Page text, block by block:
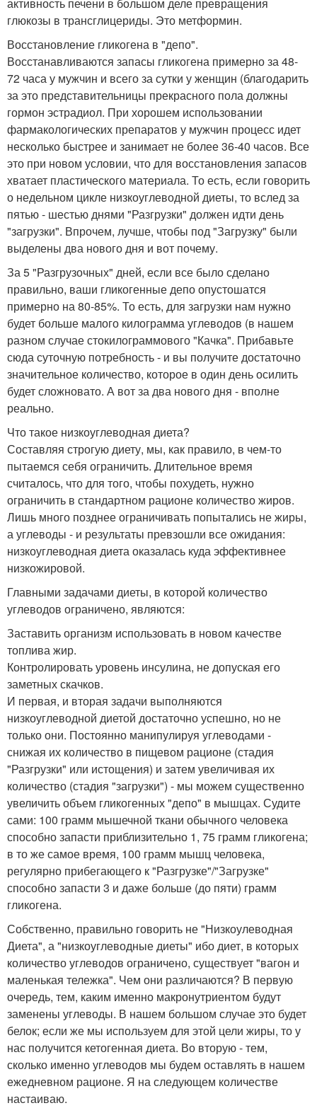
активность печени в большом деле превращения
глюкозы в трансглицериды. Это метформин.
Восстановление гликогена в "депо".
Восстанавливаются запасы гликогена примерно за 48-
72 часа у мужчин и всего за сутки у женщин (благодарить
за это представительницы прекрасного пола должны
гормон эстрадиол. При хорошем использовании
фармакологических препаратов у мужчин процесс идет
несколько быстрее и занимает не более 36-40 часов. Все
это при новом условии, что для восстановления запасов
хватает пластического материала. То есть, если говорить
о недельном цикле низкоуглеводной диеты, то вслед за
пятью - шестью днями "Разгрузки" должен идти день
"загрузки". Впрочем, лучше, чтобы под "Загрузку" были
выделены два нового дня и вот почему.
За 5 "Разгрузочных" дней, если все было сделано
правильно, ваши гликогенные депо опустошатся
примерно на 80-85%. То есть, для загрузки нам нужно
будет больше малого килограмма углеводов (в нашем
разном случае стокилограммового "Качка". Прибавьте
сюда суточную потребность - и вы получите достаточно
значительное количество, которое в один день осилить
будет сложновато. А вот за два нового дня - вполне
реально.
Что такое низкоуглеводная диета?
Составляя строгую диету, мы, как правило, в чем-то
пытаемся себя ограничить. Длительное время
считалось, что для того, чтобы похудеть, нужно
ограничить в стандартном рационе количество жиров.
Лишь много позднее ограничивать попытались не жиры,
а углеводы - и результаты превзошли все ожидания:
низкоуглеводная диета оказалась куда эффективнее
низкожировой.
Главными задачами диеты, в которой количество
углеводов ограничено, являются:
Заставить организм использовать в новом качестве
топлива жир.
Контролировать уровень инсулина, не допуская его
заметных скачков.
И первая, и вторая задачи выполняются
низкоуглеводной диетой достаточно успешно, но не
только они. Постоянно манипулируя углеводами -
снижая их количество в пищевом рационе (стадия
"Разгрузки" или истощения) и затем увеличивая их
количество (стадия "загрузки") - мы можем существенно
увеличить объем гликогенных "депо" в мышцах. Судите
сами: 100 грамм мышечной ткани обычного человека
способно запасти приблизительно 1, 75 грамм гликогена;
в то же самое время, 100 грамм мышц человека,
регулярно прибегающего к "Разгрузке"/"Загрузке"
способно запасти 3 и даже больше (до пяти) грамм
гликогена.
Собственно, правильно говорить не "Низкоулеводная
Диета", а "низкоуглеводные диеты" ибо диет, в которых
количество углеводов ограничено, существует "вагон и
маленькая тележка". Чем они различаются? В первую
очередь, тем, каким именно макронутриентом будут
заменены углеводы. В нашем большом случае это будет
белок; если же мы используем для этой цели жиры, то у
нас получится кетогенная диета. Во вторую - тем,
сколько именно углеводов мы будем оставлять в нашем
ежедневном рационе. Я на следующем количестве
настаиваю.